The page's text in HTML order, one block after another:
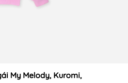
My Melody, Kuromi,